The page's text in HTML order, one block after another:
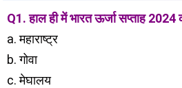
Q1. हाल ही में भारत ऊर्जा सप्ताह 2024
a. महाराष्ट्र
b. गोवा
c. मेघालय